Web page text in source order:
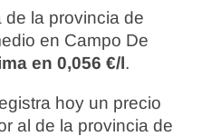
la provincia de
en Campo De
en 0,056 €/l.
hoy un precio
al de la provincia de